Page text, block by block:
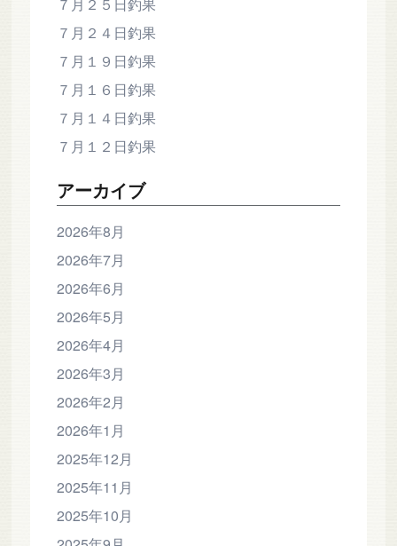
７月２４日釣果
７月１９日釣果
７月１６日釣果
７月１４日釣果
７月１２日釣果
アーカイブ
2026年8月
2026年7月
2026年6月
2026年5月
2026年4月
2026年3月
2026年2月
2026年1月
2025年12月
2025年11月
2025年10月